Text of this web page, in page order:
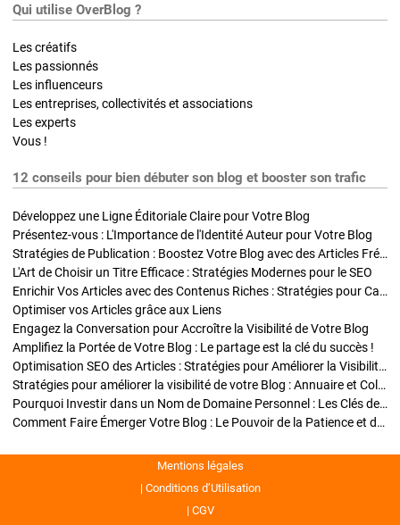
Qui utilise OverBlog ?
Les créatifs
Les passionnés
Les influenceurs
Les entreprises, collectivités et associations
Les experts
Vous !
12 conseils pour bien débuter son blog et booster son trafic
Développez une Ligne Éditoriale Claire pour Votre Blog
Présentez-vous : L'Importance de l'Identité Auteur pour Votre Blog
Stratégies de Publication : Boostez Votre Blog avec des Articles Fréquents et Exclusifs
L'Art de Choisir un Titre Efficace : Stratégies Modernes pour le SEO
Enrichir Vos Articles avec des Contenus Riches : Stratégies pour Captiver et Optimiser
Optimiser vos Articles grâce aux Liens
Engagez la Conversation pour Accroître la Visibilité de Votre Blog
Amplifiez la Portée de Votre Blog : Le partage est la clé du succès !
Optimisation SEO des Articles : Stratégies pour Améliorer la Visibilité de Votre Blog
Stratégies pour améliorer la visibilité de votre Blog : Annuaire et Collaborations
Pourquoi Investir dans un Nom de Domaine Personnel : Les Clés de la Réussite de Votre Blog
Comment Faire Émerger Votre Blog : Le Pouvoir de la Patience et de la Persévérance
Mentions légales
Conditions d’Utilisation
CGV